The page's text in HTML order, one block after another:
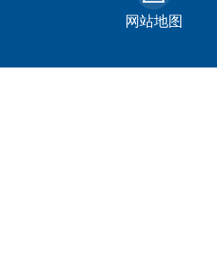
哈密地区
网站地图